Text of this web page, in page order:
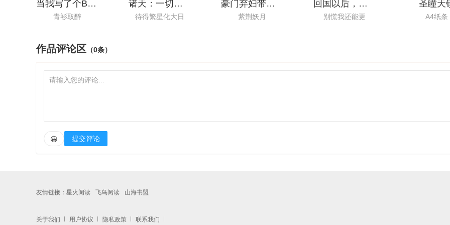
当我写了个BUG却变成核心玩法
青衫取醉
诸天：一切从拜师九叔开始！
待得繁星化大日
豪门弃妇带娃强势回归
紫荆妖月
回国以后，我真没想搞事
别慌我还能更
圣瞳天
A4纸条
作品评论区 （0条）
😀 提交评论
友情链接： 星火阅读 飞鸟阅读 山海书盟
关于我们 用户协议 隐私政策 联系我们